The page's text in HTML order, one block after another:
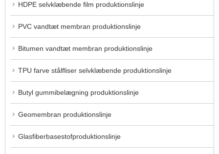
HDPE selvklæbende film produktionslinje
PVC vandtæt membran produktionslinje
Bitumen vandtæt membran produktionslinje
TPU farve stålfliser selvklæbende produktionslinje
Butyl gummibelægning produktionslinje
Geomembran produktionslinje
Glasfiberbasestofproduktionslinje